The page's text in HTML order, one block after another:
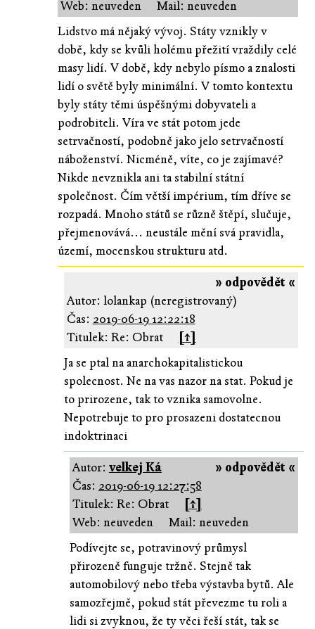
Web: neuveden
Mail: neuveden
Lidstvo má nějaký vývoj. Státy vznikly v
době, kdy se kvůli holému přežití vraždily celé
masy lidí. V době, kdy nebylo písmo a znalosti
lidí o světě byly minimální. V tomto kontextu
byly státy těmi úspěšnými dobyvateli a
podrobiteli. Víra ve stát potom jede
setrvačností, podobně jako jelo setrvačností
náboženství. Nicméně, víte, co je zajímavé?
Nikde nevznikla ani ta stabilní státní
společnost. Čím větší impérium, tím dříve se
rozpadá. Mnoho států se různě štěpí, slučuje,
přejmenovává... neustále mění svá pravidla,
území, mocenskou strukturu atd.
» odpovědět «
Autor: lolankap (neregistrovaný)
Čas: 2019-06-19 12:22:18
Titulek: Re: Obrat
[↑]
Ja se ptal na anarchokapitalistickou
spolecnost. Ne na vas nazor na stat. Pokud je
to prirozene, tak to vznika samovolne.
Nepotrebuje to pro prosazeni dostatecnou
indoktrinaci
» odpovědět «
Autor: velkej Ká
Čas: 2019-06-19 12:27:58
Titulek: Re: Obrat
[↑]
Web: neuveden
Mail: neuveden
Podívejte se, potravinový průmysl
přirozeně funguje tržně. Stejně tak
automobilový nebo třeba výstavba bytů. Ale
samozřejmě, pokud stát převezme tu roli a
lidi si zvyknou, že ty věci řeší stát, tak se